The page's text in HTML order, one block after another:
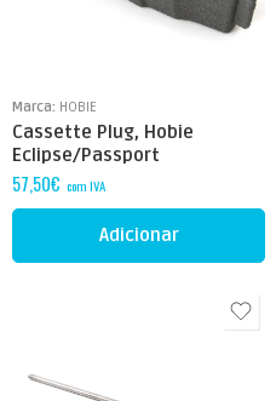
Marca: HOBIE
Cassette Plug, Hobie
Eclipse/Passport
57,50€ com IVA
Adicionar